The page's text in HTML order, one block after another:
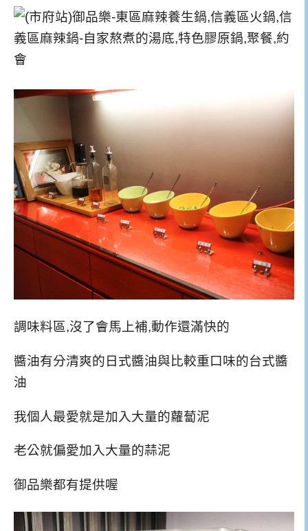
調味料區,沒了會馬上補,動作還滿快的
醬油有分清爽的日式醬油與比較重口味的台式醬
油
我個人最愛就是加入大量的蘿蔔泥
老公就偏愛加入大量的蒜泥
御品樂都有提供喔